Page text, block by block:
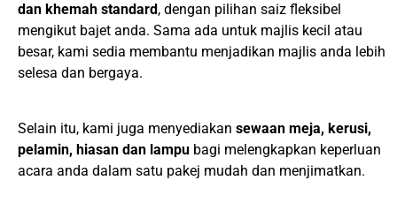
dan khemah standard, dengan pilihan saiz fleksibel
mengikut bajet anda. Sama ada untuk majlis kecil atau
besar, kami sedia membantu menjadikan majlis anda lebih
selesa dan bergaya.
Selain itu, kami juga menyediakan sewaan meja, kerusi,
pelamin, hiasan dan lampu bagi melengkapkan keperluan
acara anda dalam satu pakej mudah dan menjimatkan.